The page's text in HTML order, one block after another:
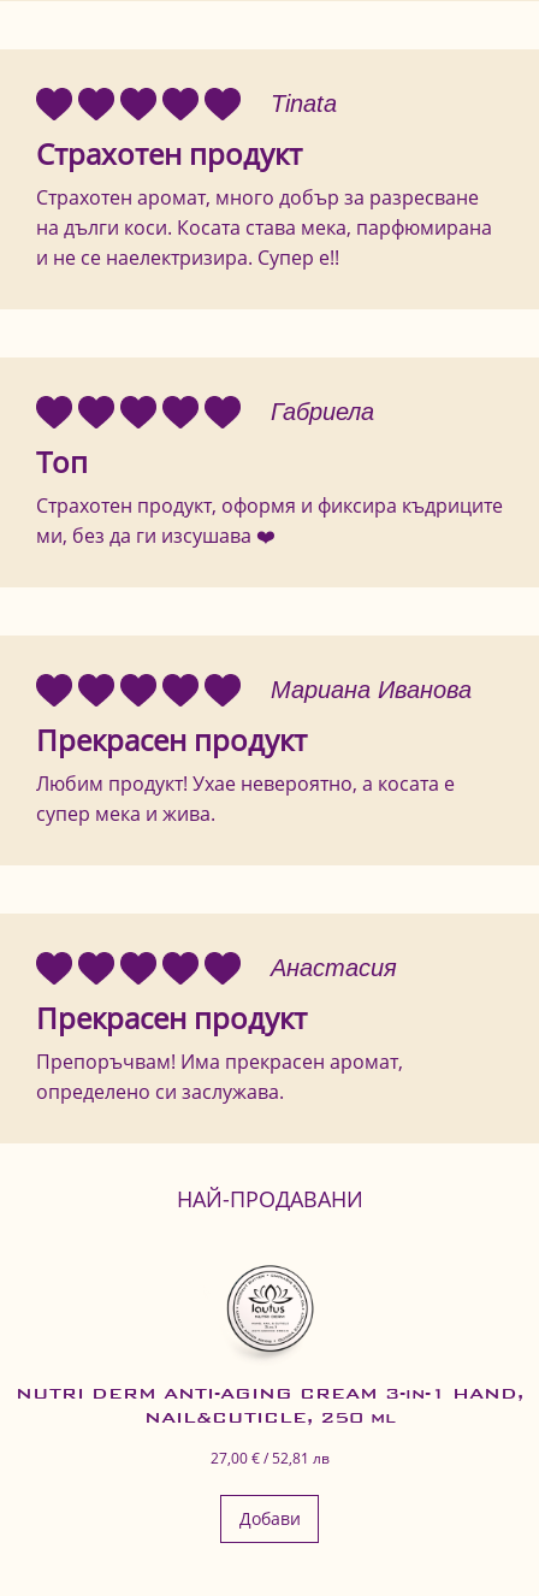
Tinata
Страхотен продукт
Страхотен аромат, много добър за разресване
на дълги коси. Косата става мека, парфюмирана
и не се наелектризира. Супер е!!
Габриела
Топ
Страхотен продукт, оформя и фиксира къдриците
ми, без да ги изсушава ❤️
Мариана Иванова
Прекрасен продукт
Любим продукт! Ухае невероятно, а косата е
супер мека и жива.
Анастасия
Прекрасен продукт
Препоръчвам! Има прекрасен аромат,
определено си заслужава.
НАЙ-ПРОДАВАНИ
NUTRI DERM ANTI-AGING CREAM 3-in-1 HAND,
NAIL&CUTICLE, 250 ml
27,00 € / 52,81 лв
Добави